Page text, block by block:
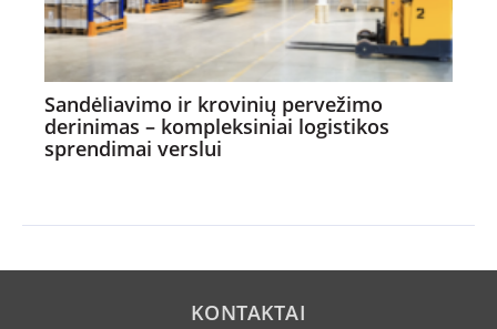
Sandėliavimo ir krovinių pervežimo
derinimas – kompleksiniai logistikos
sprendimai verslui
KONTAKTAI